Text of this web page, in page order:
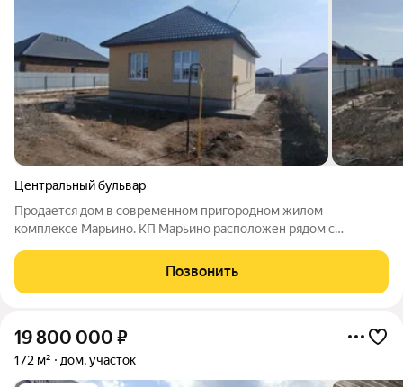
Центральный бульвар
Продается дом в современном пригородном жилом
комплексе Марьино. КП Марьино расположен рядом с
шоссе. Поселок активно застраивается. Подведен газ, свет.
Планируется строительство школы и
Позвонить
19 800 000 ₽
172 м² дом, участок